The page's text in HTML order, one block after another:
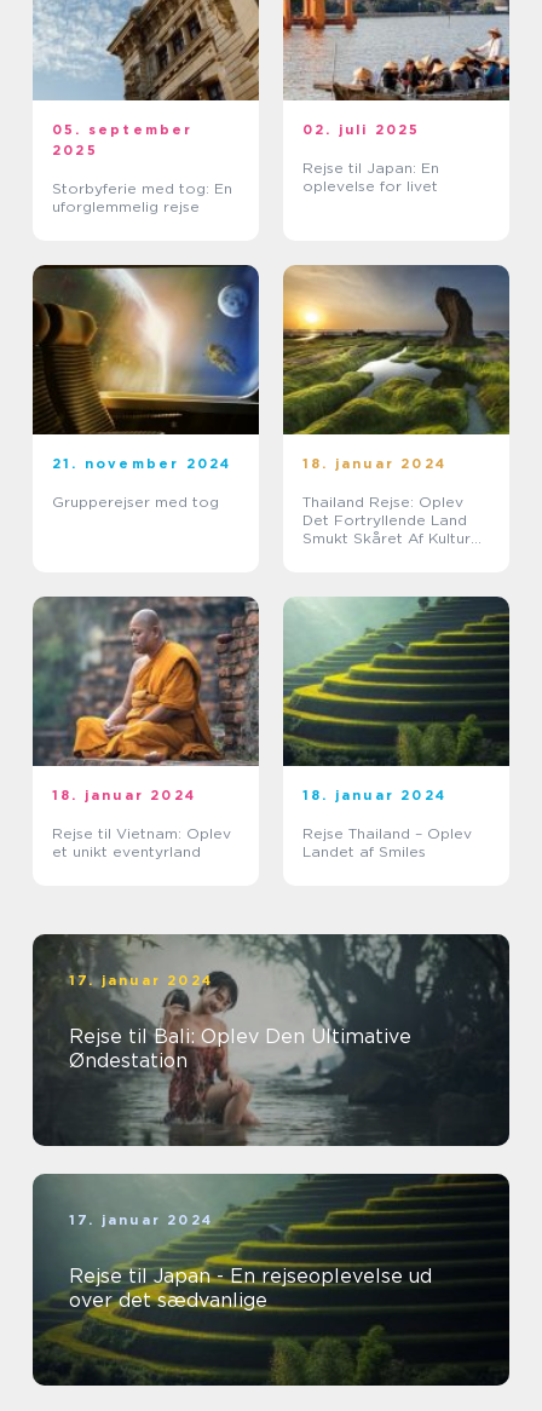
05. september
2025
Storbyferie med tog: En
uforglemmelig rejse
02. juli 2025
Rejse til Japan: En
oplevelse for livet
21. november 2024
Grupperejser med tog
18. januar 2024
Thailand Rejse: Oplev
Det Fortryllende Land
Smukt Skåret Af Kultur
18. januar 2024
Rejse til Vietnam: Oplev
et unikt eventyrland
18. januar 2024
Rejse Thailand – Oplev
Landet af Smiles
17. januar 2024
Rejse til Bali: Oplev Den Ultimative
Øndestation
17. januar 2024
Rejse til Japan - En rejseoplevelse ud
over det sædvanlige